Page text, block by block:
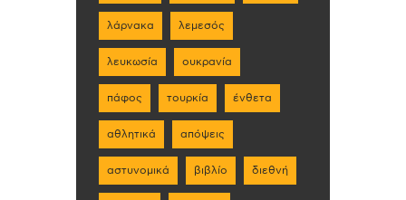
λάρνακα λεμεσός
λευκωσία ουκρανία
πάφος τουρκία ένθετα
αθλητικά απόψεις
αστυνομικά βιβλίο διεθνή